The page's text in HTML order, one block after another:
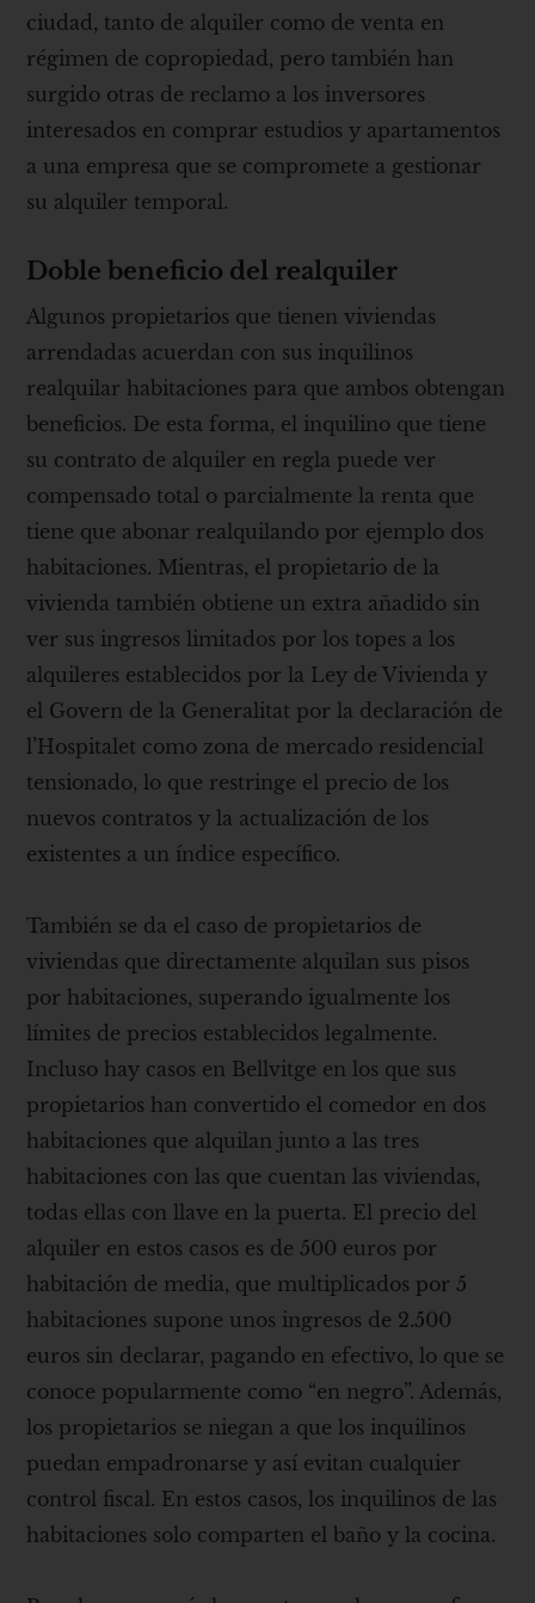
ciudad, tanto de alquiler como de venta en
régimen de copropiedad, pero también han
surgido otras de reclamo a los inversores
interesados en comprar estudios y apartamentos
a una empresa que se compromete a gestionar
su alquiler temporal.
Doble beneficio del realquiler
Algunos propietarios que tienen viviendas
arrendadas acuerdan con sus inquilinos
realquilar habitaciones para que ambos obtengan
beneficios. De esta forma, el inquilino que tiene
su contrato de alquiler en regla puede ver
compensado total o parcialmente la renta que
tiene que abonar realquilando por ejemplo dos
habitaciones. Mientras, el propietario de la
vivienda también obtiene un extra añadido sin
ver sus ingresos limitados por los topes a los
alquileres establecidos por la Ley de Vivienda y
el Govern de la Generalitat por la declaración de
l’Hospitalet como zona de mercado residencial
tensionado, lo que restringe el precio de los
nuevos contratos y la actualización de los
existentes a un índice específico.
También se da el caso de propietarios de
viviendas que directamente alquilan sus pisos
por habitaciones, superando igualmente los
límites de precios establecidos legalmente.
Incluso hay casos en Bellvitge en los que sus
propietarios han convertido el comedor en dos
habitaciones que alquilan junto a las tres
habitaciones con las que cuentan las viviendas,
todas ellas con llave en la puerta. El precio del
alquiler en estos casos es de 500 euros por
habitación de media, que multiplicados por 5
habitaciones supone unos ingresos de 2.500
euros sin declarar, pagando en efectivo, lo que se
conoce popularmente como “en negro”. Además,
los propietarios se niegan a que los inquilinos
puedan empadronarse y así evitan cualquier
control fiscal. En estos casos, los inquilinos de las
habitaciones solo comparten el baño y la cocina.